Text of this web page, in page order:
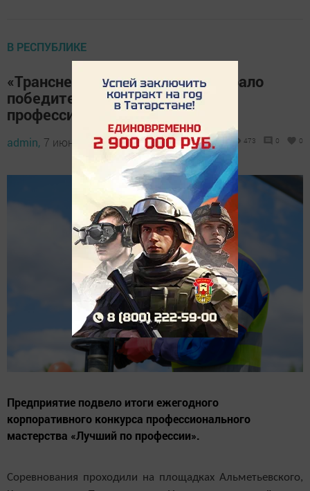
В РЕСПУБЛИКЕ
«Транснефть – Прикамье» выбрало
победителей конкурса
профессионального мастерства
admin, 7 июня 2023 - 10:27 473 0 0
Предприятие подвело итоги ежегодного
корпоративного конкурса профессионального
мастерства «Лучший по профессии».
Соревнования проходили на площадках Альметьевского,